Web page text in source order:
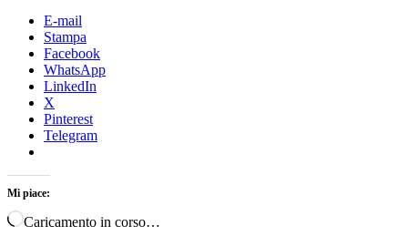
E-mail
Stampa
Facebook
WhatsApp
LinkedIn
X
Pinterest
Telegram
Mi piace:
Caricamento in corso…